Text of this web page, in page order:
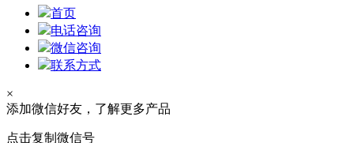
首页
电话咨询
微信咨询
联系方式
×
添加微信好友，了解更多产品
点击复制微信号